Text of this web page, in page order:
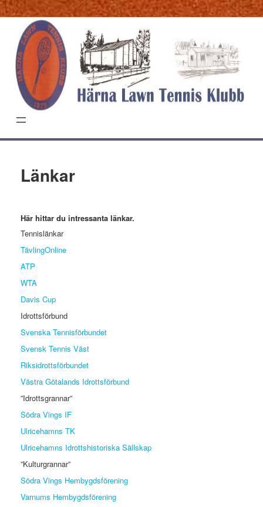
Hoppa
till
Länkar
Här hittar du intressanta länkar.
Tennislänkar
TävlingOnline
ATP
WTA
Davis Cup
Idrottsförbund
Svenska Tennisförbundet
Svensk Tennis Väst
Riksidrottsförbundet
Västra Götalands Idrottsförbund
”Idrottsgrannar”
Södra Vings IF
Ulricehamns TK
Ulricehamns Idrottshistoriska Sällskap
”Kulturgrannar”
Södra Vings Hembygdsförening
Varnums Hembygdsförening